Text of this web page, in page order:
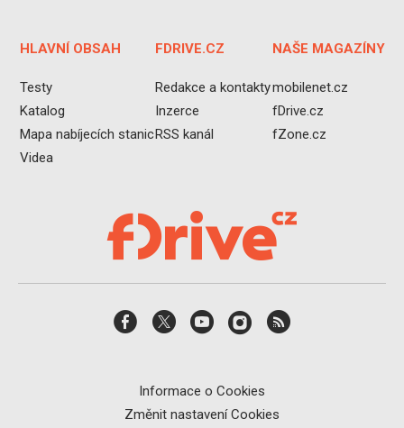
HLAVNÍ OBSAH
Testy
Katalog
Mapa nabíjecích stanic
Videa
FDRIVE.CZ
Redakce a kontakty
Inzerce
RSS kanál
NAŠE MAGAZÍNY
mobilenet.cz
fDrive.cz
fZone.cz
Informace o Cookies
Změnit nastavení Cookies